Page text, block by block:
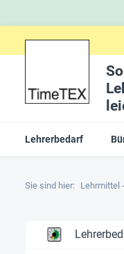
Lehrerbedarf
Sie sind hier: Lehrmittel